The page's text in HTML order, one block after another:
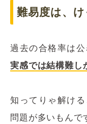
難易度は、
過去の合格率は
実感では結構難し
知ってりゃ解け
問題が多いもんで